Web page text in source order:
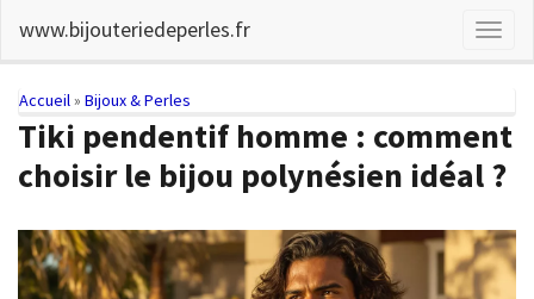
main
www.bijouteriedeperles.fr
You
are
here
Accueil» Bijoux & Perles
Tiki pendentif homme : comment
choisir le bijou polynésien idéal ?